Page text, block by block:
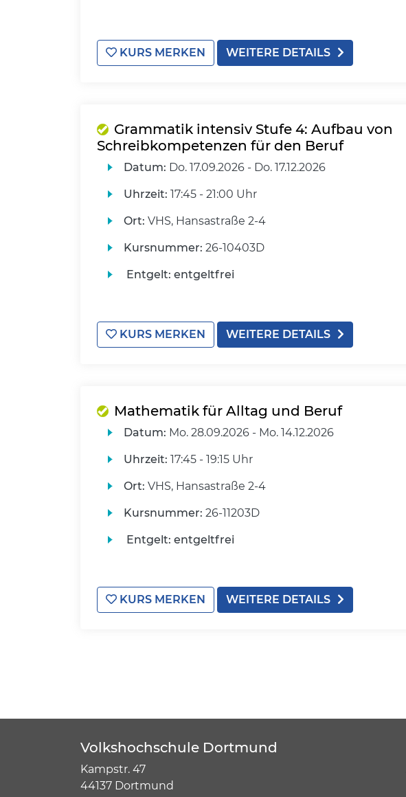
KURS MERKEN WEITERE DETAILS
Grammatik intensiv Stufe 4: Aufbau von
Schreibkompetenzen für den Beruf
Datum: Do. 17.09.2026 - Do. 17.12.2026
Uhrzeit: 17:45 - 21:00 Uhr
Ort: VHS, Hansastraße 2-4
Kursnummer: 26-10403D
Entgelt: entgeltfrei
KURS MERKEN WEITERE DETAILS
Mathematik für Alltag und Beruf
Datum: Mo. 28.09.2026 - Mo. 14.12.2026
Uhrzeit: 17:45 - 19:15 Uhr
Ort: VHS, Hansastraße 2-4
Kursnummer: 26-11203D
Entgelt: entgeltfrei
KURS MERKEN WEITERE DETAILS
Volkshochschule Dortmund
Kampstr. 47
44137 Dortmund